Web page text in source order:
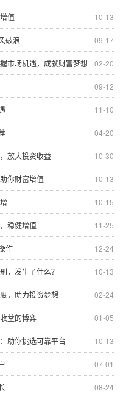
10-13
值
09-17
破浪
02-20
市场机遇，成就财富梦想
09-12
11-10
04-20
10-30
放大投资收益
10-13
你财富增值
10-15
11-25
稳健增值
12-24
作
10-13
，发生了什么？
02-24
，助力投资梦想
01-05
益的博弈
10-13
助你挑选可靠平台
07-01
08-24